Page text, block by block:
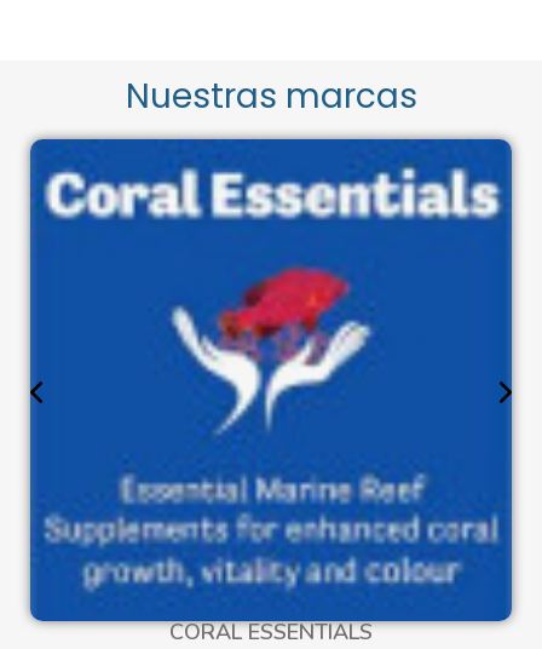
Nuestras marcas
CORAL ESSENTIALS